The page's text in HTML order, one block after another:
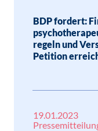
BDP fordert:
regeln und
Petition
19.01.2023